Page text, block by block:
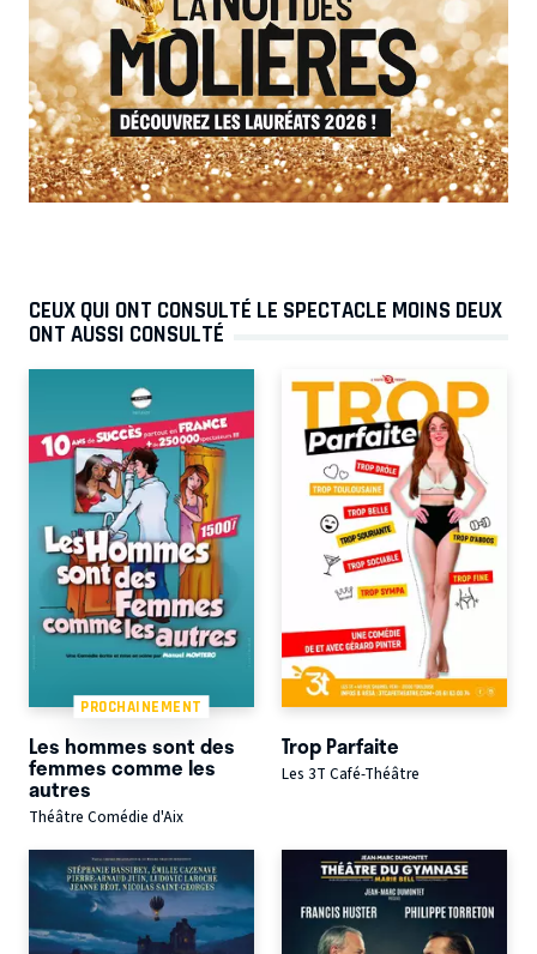
CEUX QUI ONT CONSULTÉ LE SPECTACLE MOINS DEUX
ONT AUSSI CONSULTÉ
PROCHAINEMENT
Les hommes sont des
femmes comme les
autres
Théâtre Comédie d'Aix
Trop Parfaite
Les 3T Café-Théâtre